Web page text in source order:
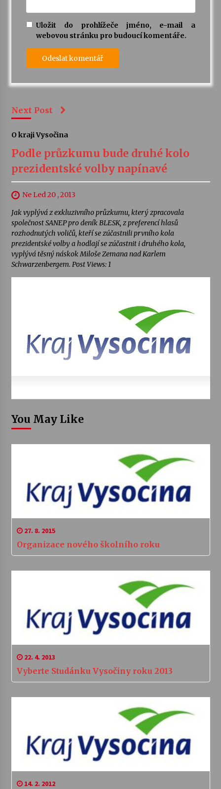
Uložit do prohlížeče jméno, e-mail a
webovou stránku pro budoucí komentáře.
Next Post
O kraji Vysočina
Podle průzkumu bude druhé kolo
prezidentské volby napínavé
Ne Led 20 , 2013
Jak vyplývá z exkluzivního průzkumu, který zpracovala
společnost SANEP pro deník BLESK, z preferencí hlasů
rozhodnutých voličů, kteří se zúčastnili prvního kola
prezidentské volby a hodlají se zúčastnit i druhého kola,
vyplývá těsný náskok Miloše Zemana nad Karlem
Schwarzenbergem. Post Views: 1
You May Like
27. 8. 2015
Organizace nového školního roku
22. 4. 2013
Vyberte Studánku Vysočiny roku 2013
14. 2. 2012